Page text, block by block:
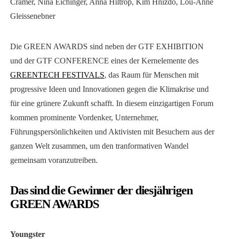
Cramer, Nina Eichinger, Anna Hiltrop, Kim Hnizdo, Lou-Anne
Gleissenebner
Die GREEN AWARDS sind neben der GTF EXHIBITION
und der GTF CONFERENCE eines der Kernelemente des
GREENTECH FESTIVALS, das Raum für Menschen mit
progressive Ideen und Innovationen gegen die Klimakrise und
für eine grünere Zukunft schafft. In diesem einzigartigen Forum
kommen prominente Vordenker, Unternehmer,
Führungspersönlichkeiten und Aktivisten mit Besuchern aus der
ganzen Welt zusammen, um den tranformativen Wandel
gemeinsam voranzutreiben.
Das sind die Gewinner der diesjährigen
GREEN AWARDS
Youngster